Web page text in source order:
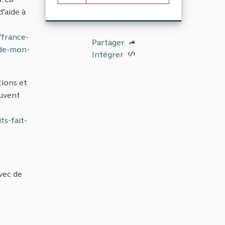
à
mon-
et
fait-
de
15 abonnés
Partager
Intégrer